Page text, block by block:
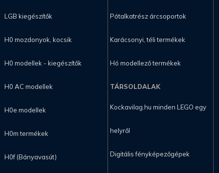
LGB kiegészítők
H0 mozdonyok, kocsik
H0 modellek - kiegészítők
H0 AC modellek
H0e modellek
H0m termékek
H0f (Bányavasút)
Pótalkatrész árcsoportok
Karácsonyi, téli termékek
Hó modellező termékek
TÁRSOLDALAK
Kockavilag.hu minden LEGO egy
helyről
Digitális fényképezőgépek